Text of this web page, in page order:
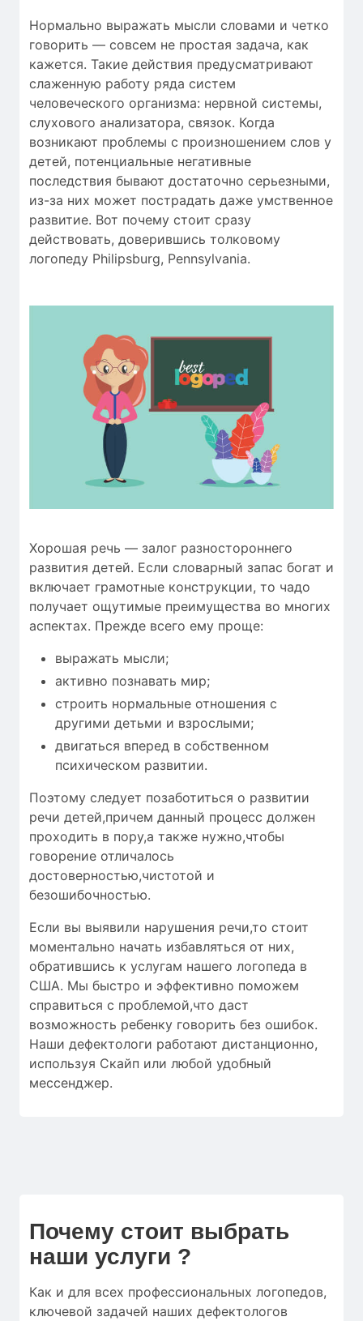
Нормально выражать мысли словами и четко
говорить — совсем не простая задача, как
кажется. Такие действия предусматривают
слаженную работу ряда систем
человеческого организма: нервной системы,
слухового анализатора, связок. Когда
возникают проблемы c произношением слов у
детей, потенциальные негативные
последствия бывают достаточно серьезными,
из-за них может пострадать даже умственное
развитие. Вот почему стоит сразу
действовать, доверившись толковому
логопеду Philipsburg, Pennsylvania.
Хорошая речь — залог разностороннего
развития детей. Если словарный запас богат и
включает грамотные конструкции, то чадо
получает ощутимые преимущества во многих
аспектах. Прежде всего ему проще:
выражать мысли;
активно познавать мир;
строить нормальные отношения с
другими детьми и взрослыми;
двигаться вперед в собственном
психическом развитии.
Поэтому следует позаботиться о развитии
речи детей,причем данный процесс должен
проходить в пору,а также нужно,чтобы
говорение отличалось
достоверностью,чистотой и
безошибочностью.
Если вы выявили нарушения речи,то стоит
моментально начать избавляться от них,
обратившись к услугам нашего логопеда в
США. Мы быстро и эффективно поможем
справиться с проблемой,что даст
возможность ребенку говорить без ошибок.
Наши дефектологи работают дистанционно,
используя Скайп или любой удобный
мессенджер.
Почему стоит выбрать
наши услуги ?
Как и для всех профессиональных логопедов,
ключевой задачей наших дефектологов